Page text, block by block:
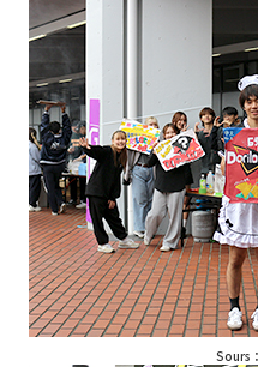
Sours